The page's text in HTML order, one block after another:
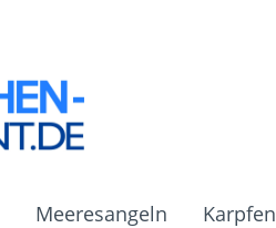
Meeresangeln